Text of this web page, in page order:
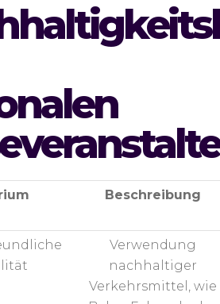
Beschreibung
Verwendung
nachhaltiger
Verkehrsmittel, wie